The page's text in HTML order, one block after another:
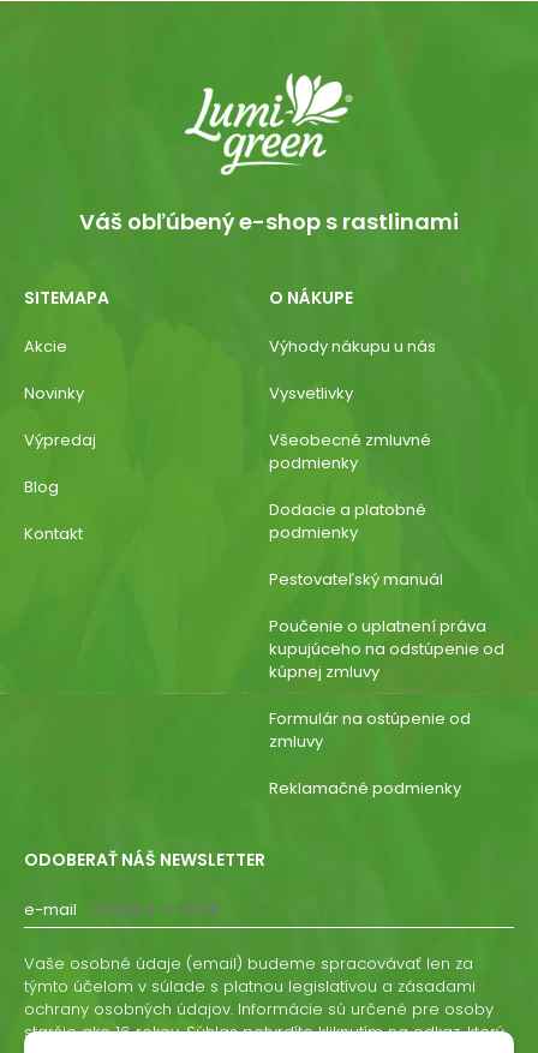
Váš obľúbený e-shop s rastlinami
SITEMAPA
Akcie
Novinky
Výpredaj
Blog
Kontakt
O NÁKUPE
Výhody nákupu u nás
Vysvetlivky
Všeobecné zmluvné
podmienky
Dodacie a platobné
podmienky
Pestovateľský manuál
Poučenie o uplatnení práva
kupujúceho na odstúpenie od
kúpnej zmluvy
Formulár na ostúpenie od
zmluvy
Reklamačné podmienky
ODOBERAŤ NÁŠ NEWSLETTER
e-mail
Vaše osobné údaje (email) budeme spracovávať len za
týmto účelom v súlade s platnou legislatívou a zásadami
ochrany osobných údajov. Informácie sú určené pre osoby
staršie ako 16 rokov. Súhlas potvrdíte kliknutím na odkaz, ktorý